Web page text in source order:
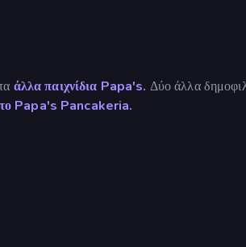
άλλα παιχνίδια Papa's. Δύο άλλα
το Papa's Pancakeria.